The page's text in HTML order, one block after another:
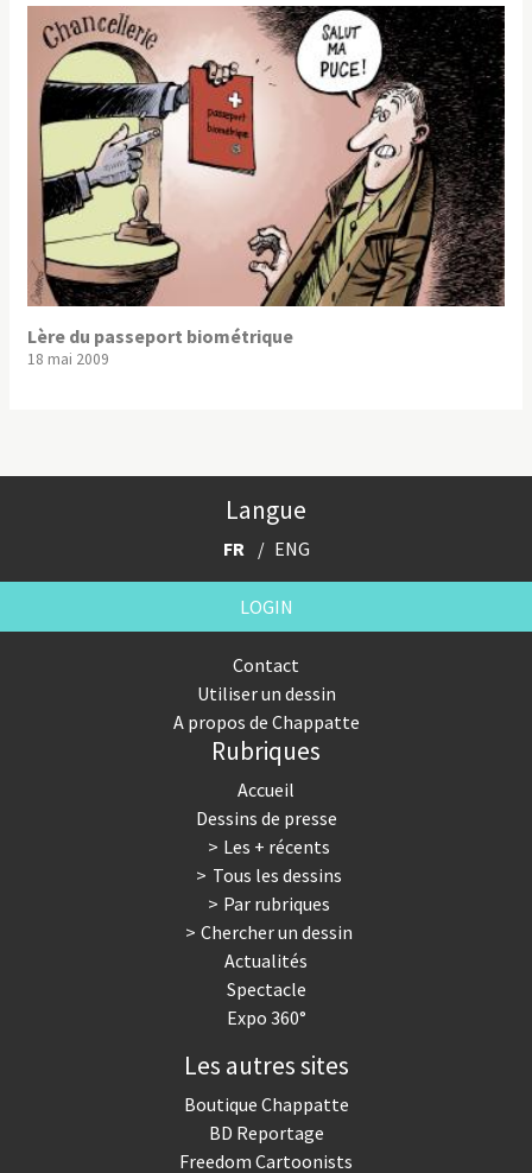
Lère du passeport biométrique
18 mai 2009
Langue
FR ENG
LOGIN
Contact
Utiliser un dessin
A propos de Chappatte
Rubriques
Accueil
Dessins de presse
Les + récents
Tous les dessins
Par rubriques
Chercher un dessin
Actualités
Spectacle
Expo 360°
Les autres sites
Boutique Chappatte
BD Reportage
Freedom Cartoonists